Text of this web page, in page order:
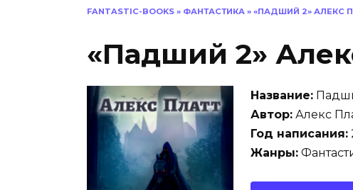
FANTASTIC-BOOKS » ФАНТАСТИКА » «ПАДШИЙ 2» АЛЕКС
«Падший 2»
Название:
Автор: Алекс
Год написания:
Жанры: